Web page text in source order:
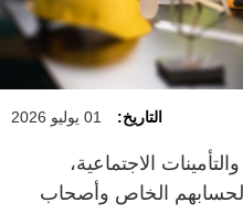
التاريخ: 01 يوليو 2026
الاجتماعية،
لحسابهم الخاص وأصحاب